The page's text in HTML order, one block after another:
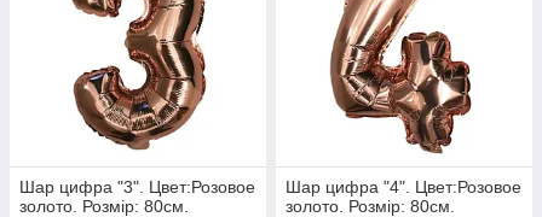
Шар цифра "3". Цвет:Розовое
золото. Розмір: 80см.
Шар цифра "4". Цвет:Розовое
золото. Розмір: 80см.